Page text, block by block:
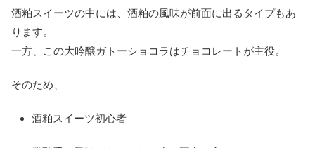
酒粕スイーツの中には、酒粕の風味が前面に出るタイプもあ
ります。
一方、この大吟醸ガトーショコラはチョコレートが主役。
そのため、
酒粕スイーツ初心者